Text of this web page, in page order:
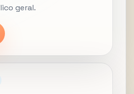
geral.